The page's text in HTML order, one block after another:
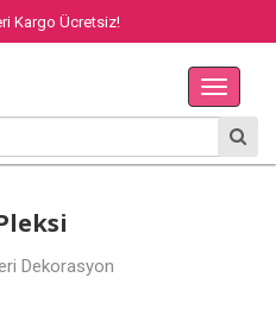
Kargo Ücretsiz!
Main
Menu
Dekorasyon